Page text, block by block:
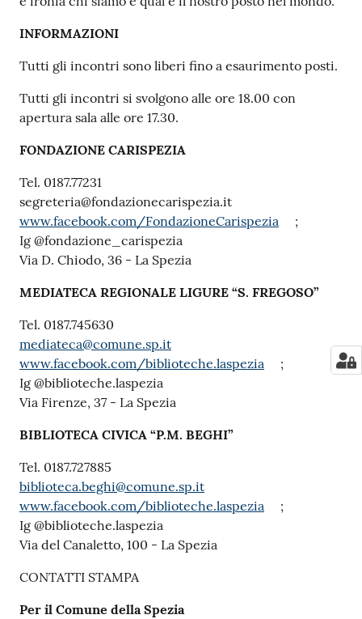
INFORMAZIONI
Tutti gli incontri sono liberi fino a esaurimento posti.
Tutti gli incontri si svolgono alle ore 18.00 con
apertura sala alle ore 17.30.
FONDAZIONE CARISPEZIA
Tel. 0187.77231
segreteria@fondazionecarispezia.it
www.facebook.com/FondazioneCarispezia
;
Ig @fondazione_carispezia
Via D. Chiodo, 36 - La Spezia
MEDIATECA REGIONALE LIGURE “S. FREGOSO”
Tel. 0187.745630
mediateca@comune.sp.it
www.facebook.com/biblioteche.laspezia
;
Ig @biblioteche.laspezia
Via Firenze, 37 - La Spezia
BIBLIOTECA CIVICA “P.M. BEGHI”
Tel. 0187.727885
biblioteca.beghi@comune.sp.it
www.facebook.com/biblioteche.laspezia
;
Ig @biblioteche.laspezia
Via del Canaletto, 100 - La Spezia
CONTATTI STAMPA
Per il Comune della Spezia